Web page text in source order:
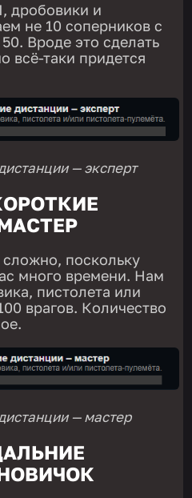
дробовики и
не 10 соперников с
Вроде это сделать
всё-таки придется
— эксперт
сложно, поскольку
много времени. Нам
пистолета или
врагов. Количество
— мастер